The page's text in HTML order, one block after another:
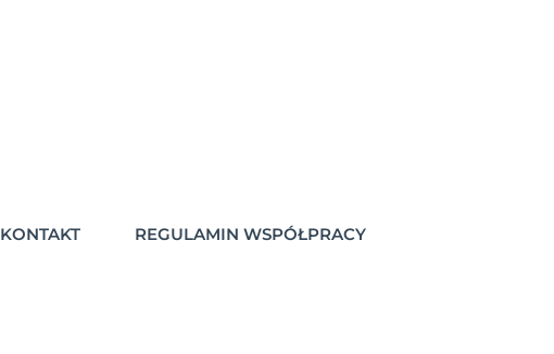
KONTAKT REGULAMIN WSPÓŁPRACY